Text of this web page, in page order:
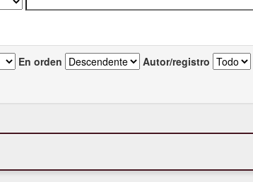
En orden Autor/registro